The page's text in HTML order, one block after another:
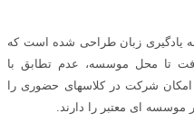
به یادگیری زبان طراحی شده است که
تا محل موسسه، عدم تطابق با
شرکت در کلاسهای حضوری را
موسسه ای معتبر را دارند.